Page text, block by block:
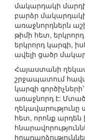
մակարդակի
բարձր
առաջնորդներն
թիմի հետ,
երկրորդ կարգի,
ավելի ցածր
Հայաստանի
շրջապատում
կարգի
առաջնորդ է:
հետ, որոնք